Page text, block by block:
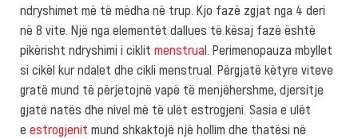
ndryshimet më të mëdha në trup. Kjo fazë zgjat nga 4 deri
në 8 vite. Një nga elementët dallues të kësaj fazë është
pikërisht ndryshimi i ciklit menstrual. Perimenopauza mbyllet
si cikël kur ndalet dhe cikli menstrual. Përgjatë këtyre viteve
gratë mund të përjetojnë vapë të menjëhershme, djersitje
gjatë natës dhe nivel më të ulët estrogjeni. Sasia e ulët
e estrogjenit mund shkaktojë një hollim dhe thatësi në